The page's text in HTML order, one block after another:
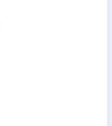
康与实践﹙荣誉﹚理